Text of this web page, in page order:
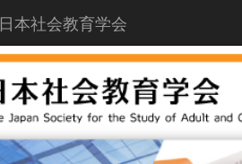
日本社会教育学会